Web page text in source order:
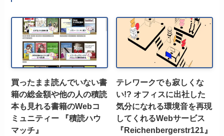
買ったまま読んでいない書
籍の総金額や他の人の積読
本も見れる書籍のWebコ
ミュニティー 『積読ハウ
マッチ』
テレワークでも寂しくな
い!? オフィスに出社した
気分になれる環境音を再現
してくれるWebサービス
『Reichenbergerstr121』